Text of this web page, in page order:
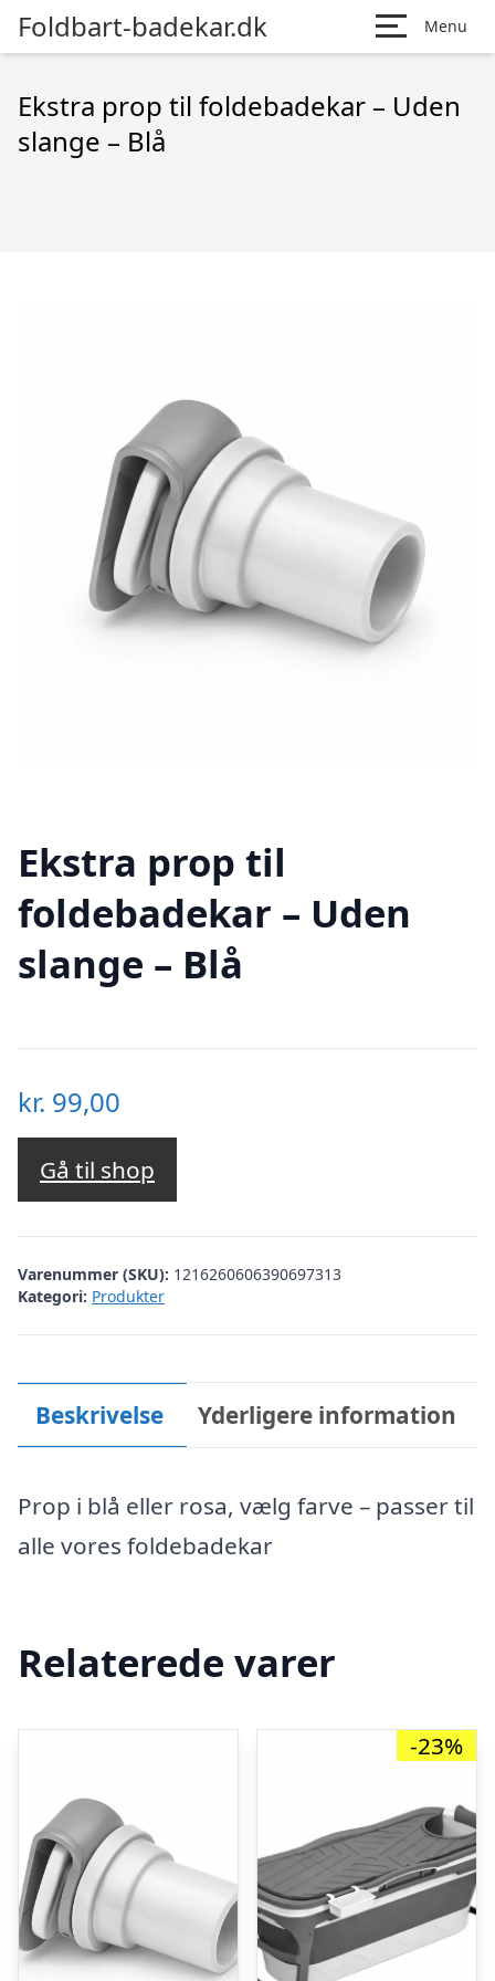
Foldbart-badekar.dk Menu
Ekstra prop til foldebadekar – Uden
slange – Blå
Ekstra prop til
foldebadekar – Uden
slange – Blå
kr. 99,00
Gå til shop
Varenummer (SKU): 1216260606390697313
Kategori: Produkter
Beskrivelse Yderligere information
Prop i blå eller rosa, vælg farve – passer til
alle vores foldebadekar
Relaterede varer
-23%